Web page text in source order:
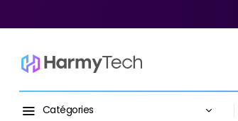
Catégories